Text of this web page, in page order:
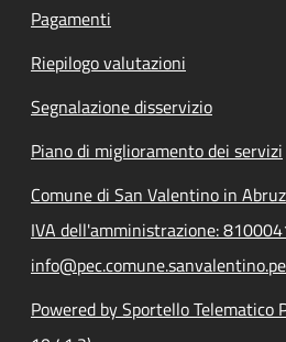
Pagamenti
Riepilogo valutazioni
Segnalazione disservizio
Piano di miglioramento dei servizi
Comune di San Valentino in
IVA dell'amministrazione:
Powered by Sportello Telematico